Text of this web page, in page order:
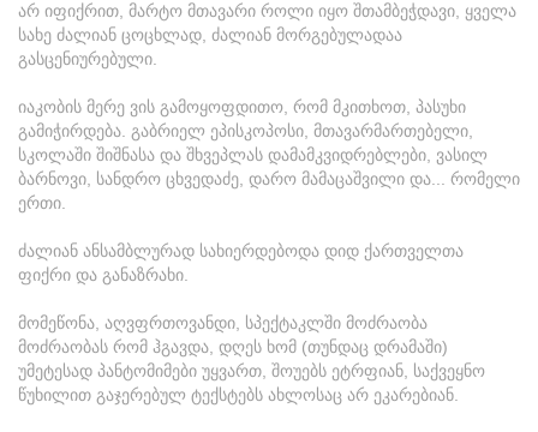
არ იფიქრით, მარტო მთავარი როლი იყო შთამბეჭდავი, ყველა
სახე ძალიან ცოცხლად, ძალიან მორგებულადაა
გასცენიურებული.
იაკობის მერე ვის გამოყოფდითო, რომ მკითხოთ, პასუხი
გამიჭირდება. გაბრიელ ეპისკოპოსი, მთავარმართებელი,
სკოლაში შიშნასა და შხვეპლას დამამკვიდრებლები, ვასილ
ბარნოვი, სანდრო ცხვედაძე, დარო მამაცაშვილი და... რომელი
ერთი.
ძალიან ანსამბლურად სახიერდებოდა დიდ ქართველთა
ფიქრი და განაზრახი.
მომეწონა, აღვფრთოვანდი, სპექტაკლში მოძრაობა
მოძრაობას რომ ჰგავდა, დღეს ხომ (თუნდაც დრამაში)
უმეტესად პანტომიმები უყვართ, შოუებს ეტრფიან, საქვეყნო
წუხილით გაჯერებულ ტექსტებს ახლოსაც არ ეკარებიან.